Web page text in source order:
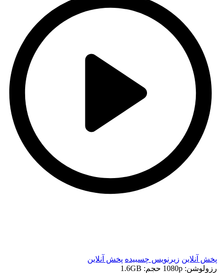
پخش آنلاین زیرنویس چسبیده پخش آنلاین
رزولوشن: 1080p
حجم: 1.6GB